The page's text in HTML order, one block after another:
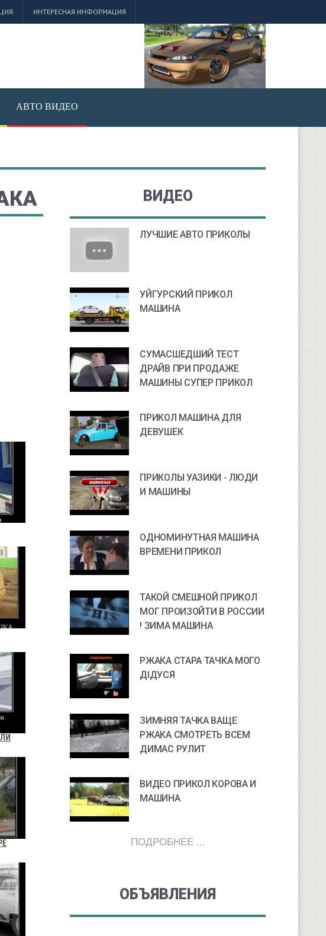
ИНТЕРЕСНАЯ ИНФОРМАЦИЯ
АВТО ВИДЕО
ВИДЕО
ЛУЧШИЕ АВТО ПРИКОЛЫ
УЙГУРСКИЙ ПРИКОЛ
МАШИНА
СУМАСШЕДШИЙ ТЕСТ
ДРАЙВ ПРИ ПРОДАЖЕ
МАШИНЫ СУПЕР ПРИКОЛ
ПРИКОЛ МАШИНА ДЛЯ
ДЕВУШЕК
ПРИКОЛЫ УАЗИКИ - ЛЮДИ
И МАШИНЫ
ОДНОМИНУТНАЯ МАШИНА
ВРЕМЕНИ ПРИКОЛ
ТАКОЙ СМЕШНОЙ ПРИКОЛ
МОГ ПРОИЗОЙТИ В РОССИИ
! ЗИМА МАШИНА
РЖАКА СТАРА ТАЧКА МОГО
ДІДУСЯ
ЗИМНЯЯ ТАЧКА ВАЩЕ
РЖАКА СМОТРЕТЬ ВСЕМ
ДИМАС РУЛИТ
ВИДЕО ПРИКОЛ КОРОВА И
МАШИНА
ПОДРОБНЕЕ ...
ОБЪЯВЛЕНИЯ